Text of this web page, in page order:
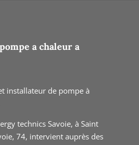
a chaleur a
installateur de pompe à
technics Savoie, à Saint
74, intervient auprès des